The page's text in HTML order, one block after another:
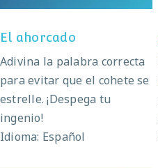
El ahorcado
Adivina la palabra correcta
para evitar que el cohete se
estrelle. ¡Despega tu
ingenio!
Idioma: Español